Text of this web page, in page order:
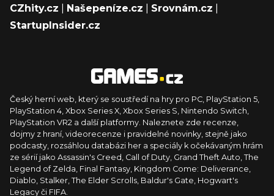
CZhity.cz
Našepeníze.cz Srovnám.cz
StartupInsider.cz
Český herní web, který se soustředí na hry pro PC, PlayStation 5,
PlayStation 4, Xbox Series X, Xbox Series S, Nintendo Switch,
PlayStation VR2 a další platformy. Naleznete zde recenze,
dojmy z hraní, videorecenze i pravidelné novinky, stejně jako
podcasty, rozsáhlou databázi her a speciály k očekávaným hrám
ze sérií jako Assassin's Creed, Call of Duty, Grand Theft Auto, The
Legend of Zelda, Final Fantasy, Kingdom Come: Deliverance,
Diablo, Stalker, The Elder Scrolls, Baldur's Gate, Hogwart's
Legacy či FIFA.